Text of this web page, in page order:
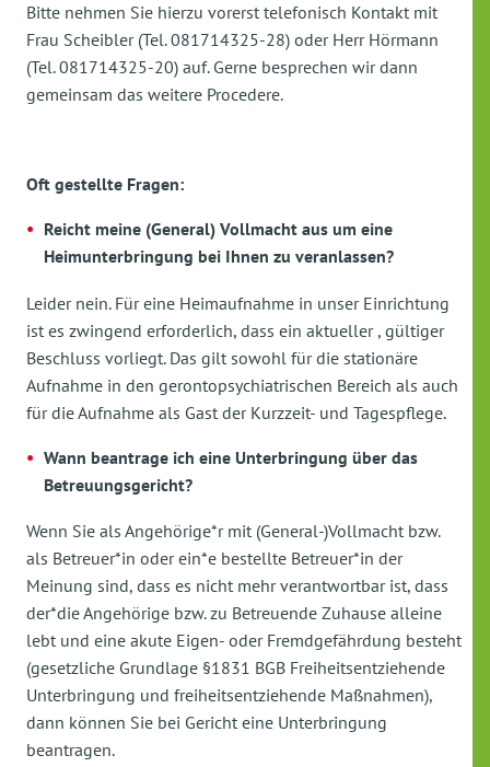
Bitte nehmen Sie hierzu vorerst telefonisch Kontakt mit
Frau Scheibler (Tel. 081714325-28) oder Herr Hörmann
(Tel. 081714325-20) auf. Gerne besprechen wir dann
gemeinsam das weitere Procedere.
Oft gestellte Fragen:
Reicht meine (General) Vollmacht aus um eine
Heimunterbringung bei Ihnen zu veranlassen?
Leider nein. Für eine Heimaufnahme in unser Einrichtung
ist es zwingend erforderlich, dass ein aktueller , gültiger
Beschluss vorliegt. Das gilt sowohl für die stationäre
Aufnahme in den gerontopsychiatrischen Bereich als auch
für die Aufnahme als Gast der Kurzzeit- und Tagespflege.
Wann beantrage ich eine Unterbringung über das
Betreuungsgericht?
Wenn Sie als Angehörige*r mit (General-)Vollmacht bzw.
als Betreuer*in oder ein*e bestellte Betreuer*in der
Meinung sind, dass es nicht mehr verantwortbar ist, dass
der*die Angehörige bzw. zu Betreuende Zuhause alleine
lebt und eine akute Eigen- oder Fremdgefährdung besteht
(gesetzliche Grundlage §1831 BGB Freiheitsentziehende
Unterbringung und freiheitsentziehende Maßnahmen),
dann können Sie bei Gericht eine Unterbringung
beantragen.